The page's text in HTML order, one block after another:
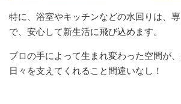
特に、浴室やキッチンなどの水回りは、
で、安心して新生活に飛び込めます。
プロの手によって生まれ変わった空間が
日々を支えてくれること間違いなし！